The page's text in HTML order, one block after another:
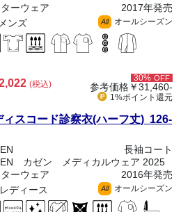
ターウェア
2017年発売
メンズ
All オールシーズン
(税込)
30% OFF
参考価格￥31,460-
1%ポイント 還元
ィスコード診察衣(ハーフ丈) 126-
長袖コート
カゼン メディカルウェア 2025
ターウェア
2016年発売
レディース
All オールシーズン